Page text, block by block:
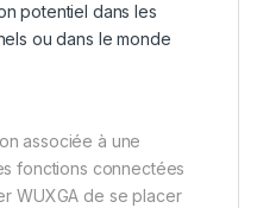
potentiel dans les
ou dans le monde
associée à une
fonctions connectées
WUXGA de se placer